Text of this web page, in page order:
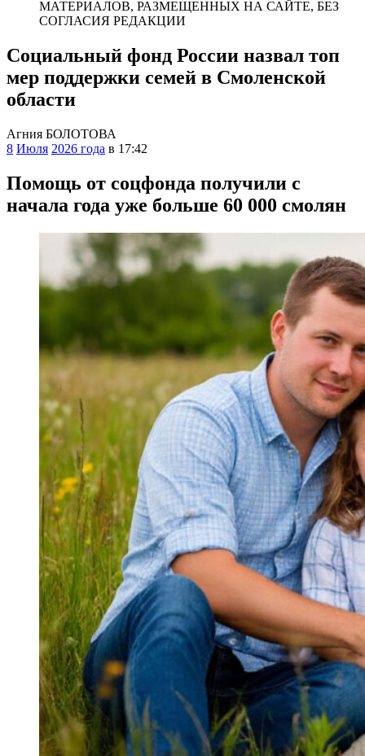
МАТЕРИАЛОВ, РАЗМЕЩЕННЫХ НА САЙТЕ, БЕЗ
СОГЛАСИЯ РЕДАКЦИИ
Социальный фонд России назвал топ
мер поддержки семей в Смоленской
области
Агния БОЛОТОВА
8 Июля 2026 года в 17:42
Помощь от соцфонда получили с
начала года уже больше 60 000 смолян